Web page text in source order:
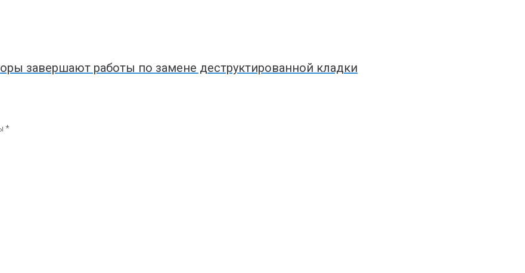
завершают работы по замене деструктированной кладки
*